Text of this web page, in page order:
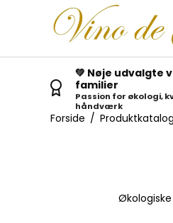
💚 Nøje udvalgte
familier
Passion for økologi,
håndværk
Forside / Produktkatalog